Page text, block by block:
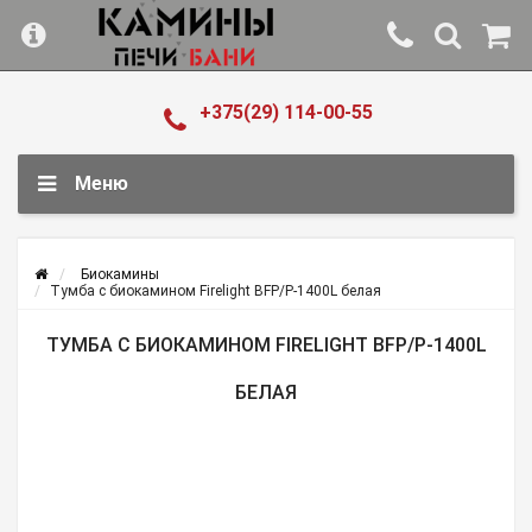
+375(29) 114-00-55
Меню
Биокамины
Тумба с биокамином Firelight BFP/P-1400L белая
ТУМБА С БИОКАМИНОМ FIRELIGHT BFP/P-1400L
БЕЛАЯ